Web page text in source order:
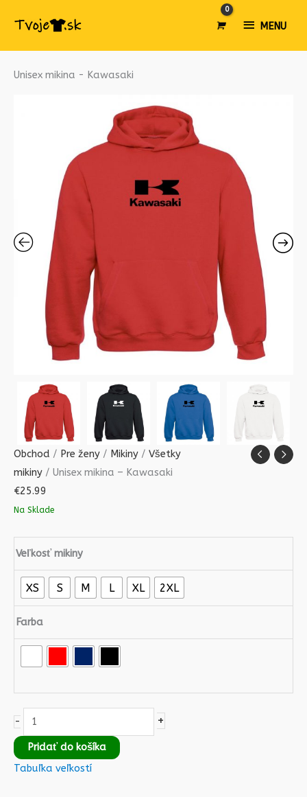
MENU
MENU
Unisex mikina - Kawasaki
Obchod / Pre ženy / Mikiny / Všetky
mikiny / Unisex mikina – Kawasaki
€25.99
Na Sklade
Veľkosť mikiny
XS S M L XL 2XL
Farba
-
množstvo
+
Pridať do košíka
Tabuľka veľkostí